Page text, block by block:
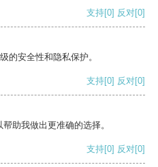
支持[0] 反对[0]
的安全性和隐私保护。
支持[0] 反对[0]
助我做出更准确的选择。
支持[0] 反对[0]